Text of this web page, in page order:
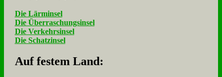
Die Lärminsel
Die Überraschungsinsel
Die Verkehrsinsel
Die Schatzinsel
Auf fe­stem Land: